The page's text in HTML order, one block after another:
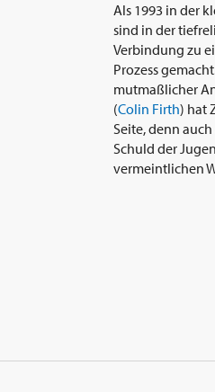
Als 1993 in der
sind in der
Verbindung zu
Prozess
mutmaßlicher
(Colin Firth) hat
Seite, denn
Schuld der
vermeintlichen